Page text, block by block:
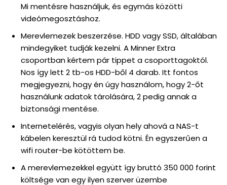
Mi mentésre használjuk, és egymás közötti
videómegosztáshoz.
Merevlemezek beszerzése. HDD vagy SSD, általában
mindegyiket tudják kezelni. A Minner Extra
csoportban kértem pár tippet a csoporttagoktól.
Nos így lett 2 tb-os HDD-ből 4 darab. Itt fontos
megjegyezni, hogy én úgy használom, hogy 2-őt
használunk adatok tárolására, 2 pedig annak a
biztonsági mentése.
Internetelérés, vagyis olyan hely ahová a NAS-t
kábelen keresztül rá tudod kötni. Én egyszerűen a
wifi router-be kötöttem be.
A merevlemezekkel együtt így bruttó 350 000 forint
költsége van egy ilyen szerver üzembe